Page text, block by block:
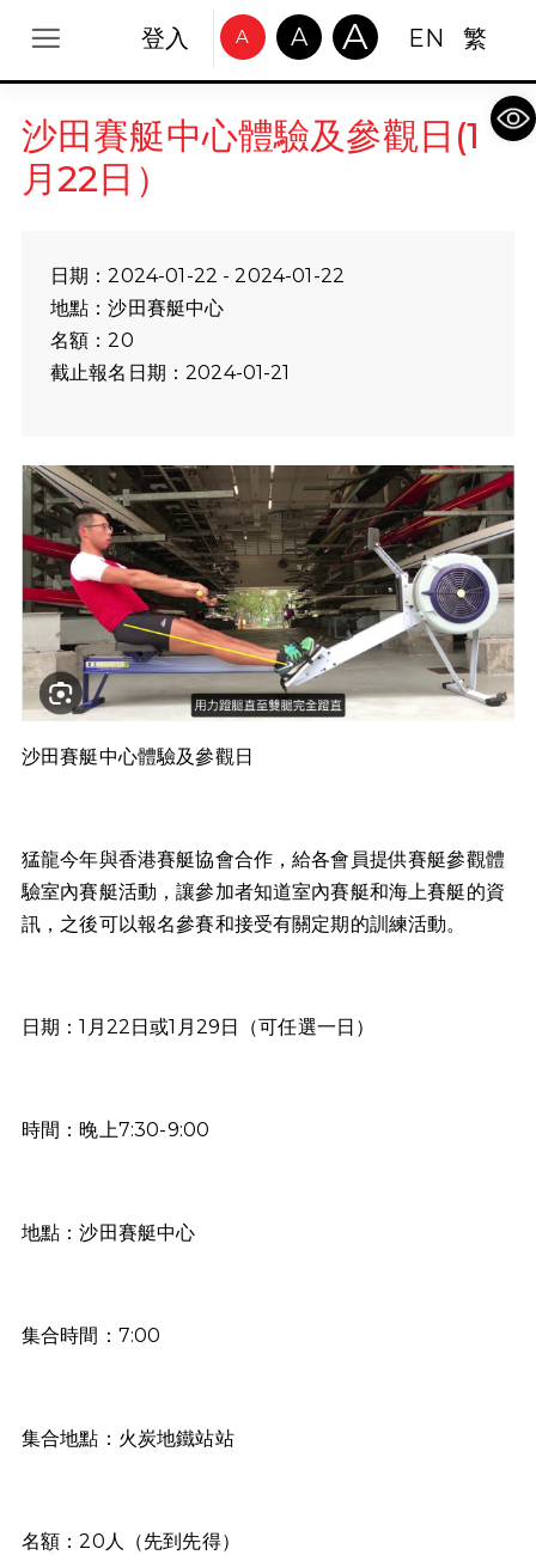
登入 A A A EN 繁
沙田賽艇中心體驗及參觀日(1
月22日）
日期：2024-01-22 - 2024-01-22
地點：沙田賽艇中心
名額：20
截止報名日期：2024-01-21
沙田賽艇中心體驗及參觀日
猛龍今年與香港賽艇協會合作，給各會員提供賽艇參觀體
驗室內賽艇活動，讓參加者知道室內賽艇和海上賽艇的資
訊，之後可以報名參賽和接受有關定期的訓練活動。
日期：1月22日或1月29日（可任選一日）
時間：晚上7:30-9:00
地點：沙田賽艇中心
集合時間：7:00
集合地點：火炭地鐵站站
名額：20人（先到先得）